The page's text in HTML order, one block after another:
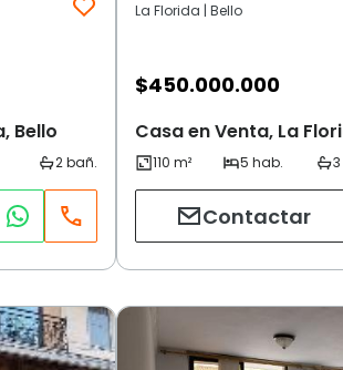
Bello
La Florida | Bello
$450.000.000
Casa en Venta, La
Contactar